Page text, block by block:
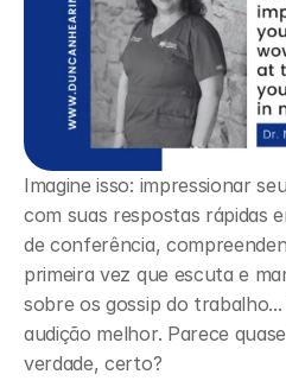
Imagine isso: impressionar
com suas respostas rápidas
de conferência,
primeira vez que escuta e
sobre os gossip do
audição melhor. Parece
verdade, certo?